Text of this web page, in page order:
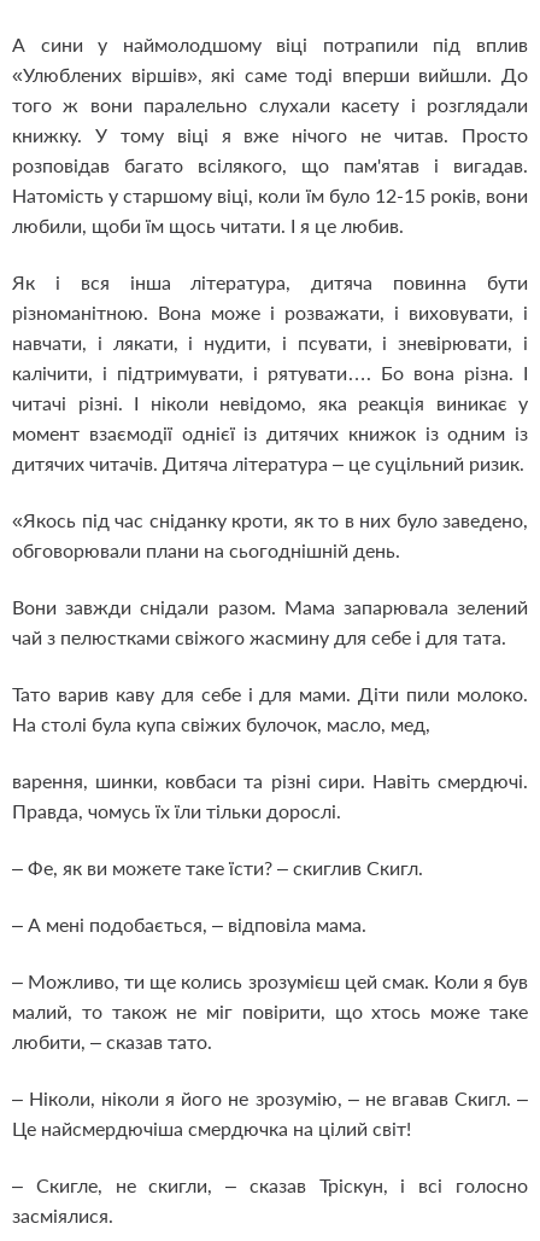
А сини у наймолодшому віці потрапили під вплив
«Улюблених віршів», які саме тоді вперши вийшли. До
того ж вони паралельно слухали касету і розглядали
книжку. У тому віці я вже нічого не читав. Просто
розповідав багато всілякого, що пам'ятав і вигадав.
Натомість у старшому віці, коли їм було 12-15 років, вони
любили, щоби їм щось читати. І я це любив.
Як і вся інша література, дитяча повинна бути
різноманітною. Вона може і розважати, і виховувати, і
навчати, і лякати, і нудити, і псувати, і зневірювати, і
калічити, і підтримувати, і рятувати…. Бо вона різна. І
читачі різні. І ніколи невідомо, яка реакція виникає у
момент взаємодії однієї із дитячих книжок із одним із
дитячих читачів. Дитяча література – це суцільний ризик.
«Якось під час сніданку кроти, як то в них було заведено,
обговорювали плани на сьогоднішній день.
Вони завжди снідали разом. Мама запарювала зелений
чай з пелюстками свіжого жасмину для себе і для тата.
Тато варив каву для себе і для мами. Діти пили молоко.
На столі була купа свіжих булочок, масло, мед,
варення, шинки, ковбаси та різні сири. Навіть смердючі.
Правда, чомусь їх їли тільки дорослі.
– Фе, як ви можете таке їсти? – скиглив Скигл.
– А мені подобається, – відповіла мама.
– Можливо, ти ще колись зрозумієш цей смак. Коли я був
малий, то також не міг повірити, що хтось може таке
любити, – сказав тато.
– Ніколи, ніколи я його не зрозумію, – не вгавав Скигл. –
Це найсмердючіша смердючка на цілий світ!
– Скигле, не скигли, – сказав Тріскун, і всі голосно
засміялися.